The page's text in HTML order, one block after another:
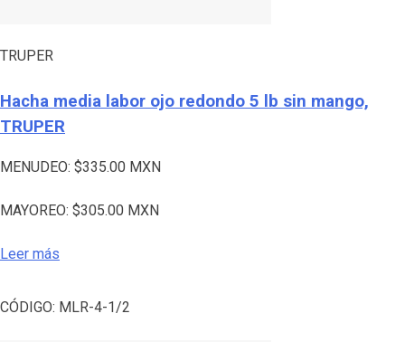
TRUPER
Hacha media labor ojo redondo 5 lb sin mango,
TRUPER
MENUDEO: $335.00 MXN
MAYOREO: $305.00 MXN
Leer más
CÓDIGO: MLR-4-1/2